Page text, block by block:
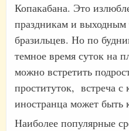
Копакабана. Это
праздникам и выходным
бразильцев. Но по
темное время суток на
можно встретить
проституток, встреча с
иностранца может быть
Наиболее популярные